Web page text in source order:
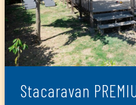
Stacaravan